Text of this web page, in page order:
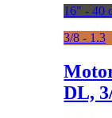
16" - 40
3/8 - 1.3
DL,